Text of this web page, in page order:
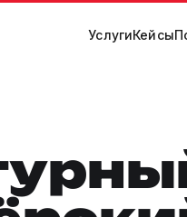
УслугиКейсы